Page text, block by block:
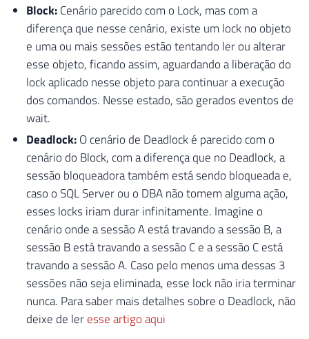
Block:Cenário parecido com o Lock, mas com a
diferença que nesse cenário, existe um lock no objeto
e uma ou mais sessões estão tentando ler ou alterar
esse objeto, ficando assim, aguardando a liberação do
lock aplicado nesse objeto para continuar a execução
dos comandos. Nesse estado, são gerados eventos de
wait.
Deadlock:O cenário de Deadlock é parecido com o
cenário do Block, com a diferença que no Deadlock, a
sessão bloqueadora também está sendo bloqueada e,
caso o SQL Server ou o DBA não tomem alguma ação,
esses locks iriam durar infinitamente. Imagine o
cenário onde a sessão A está travando a sessão B, a
sessão B está travando a sessão C e a sessão C está
travando a sessão A. Caso pelo menos uma dessas 3
sessões não seja eliminada, esse lock não iria terminar
nunca. Para saber mais detalhes sobre o Deadlock, não
deixe de leresse artigo aqui